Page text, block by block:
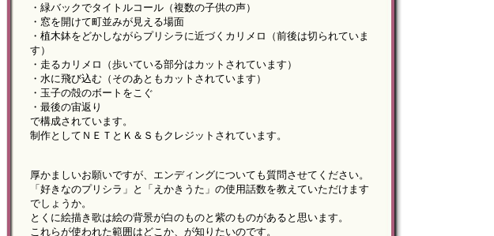
・緑バックでタイトルコール（複数の子供の声）
・窓を開けて町並みが見える場面
・植木鉢をどかしながらプリシラに近づくカリメロ（前後は切られていま
す）
・走るカリメロ（歩いている部分はカットされています）
・水に飛び込む（そのあともカットされています）
・玉子の殻のボートをこぐ
・最後の宙返り
で構成されています。
制作としてＮＥＴとＫ＆Ｓもクレジットされています。
厚かましいお願いですが、エンディングについても質問させてください。
「好きなのプリシラ」と「えかきうた」の使用話数を教えていただけます
でしょうか。
とくに絵描き歌は絵の背景が白のものと紫のものがあると思います。
これらが使われた範囲はどこか、が知りたいのです。